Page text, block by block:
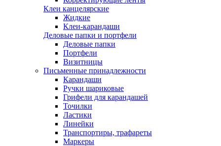
Клеи канцелярские
Жидкие
Клеи-карандаши
Деловые папки и портфели
Деловые папки
Портфели
Визитницы
Письменные принадлежности
Карандаши
Ручки шариковые
Грифели для карандашей
Точилки
Ластики
Линейки
Транспортиры, трафареты
Маркеры